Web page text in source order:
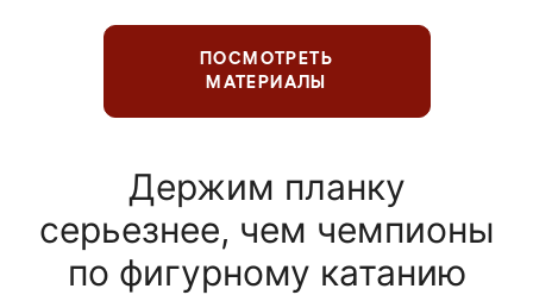
ПОСМОТРЕТЬ
МАТЕРИАЛЫ
Держим планку
серьезнее, чем чемпионы
по фигурному катанию